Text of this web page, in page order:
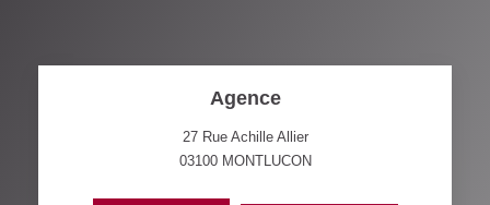
Agence
27 Rue Achille Allier
03100 MONTLUCON